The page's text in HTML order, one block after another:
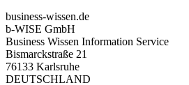
business-wissen.de
b-WISE GmbH
Business Wissen Information Service
Bismarckstraße 21
76133 Karlsruhe
DEUTSCHLAND